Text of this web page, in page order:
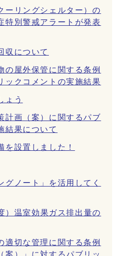
ーリングシェルター）の
特別警戒アラートが発表
収について
の屋外保管に関する条例
ックコメントの実施結果
ょう
計画（案）に関するパブ
結果について
を設置しました！
グノート」を活用してく
）温室効果ガス排出量の
適切な管理に関する条例
案）」に対するパブリッ